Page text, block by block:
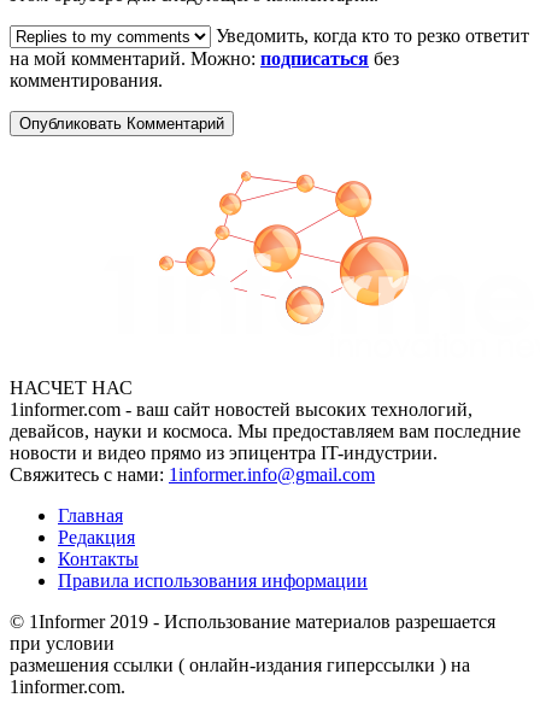
Уведомить, когда кто то резко ответит
на мой комментарий. Можно: подписаться без
комментирования.
НАСЧЕТ НАС
1informer.com - ваш сайт новостей высоких технологий,
девайсов, науки и космоса. Мы предоставляем вам последние
новости и видео прямо из эпицентра IT-индустрии.
Свяжитесь с нами: 1informer.info@gmail.com
Главная
Редакция
Контакты
Правила использования информации
© 1Informer 2019 - Использование материалов разрешается
при условии
размешения ссылки ( онлайн-издания гиперссылки ) на
1informer.com.